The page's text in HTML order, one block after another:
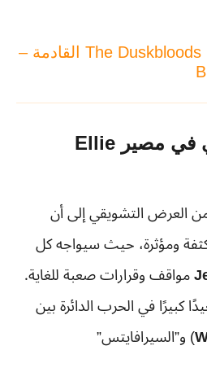
كل ما نعرفه عن لعبة The Duskbloods القادمة –
🔸تحول دراماتيكي في مصير Ellie
العرض التشويقي إلى أن
ومؤثرة، حيث سيواجه كل
مواقف وقرارات صعبة للغاية.
في الحرب الدائرة بين
) و”السيرافايتس”